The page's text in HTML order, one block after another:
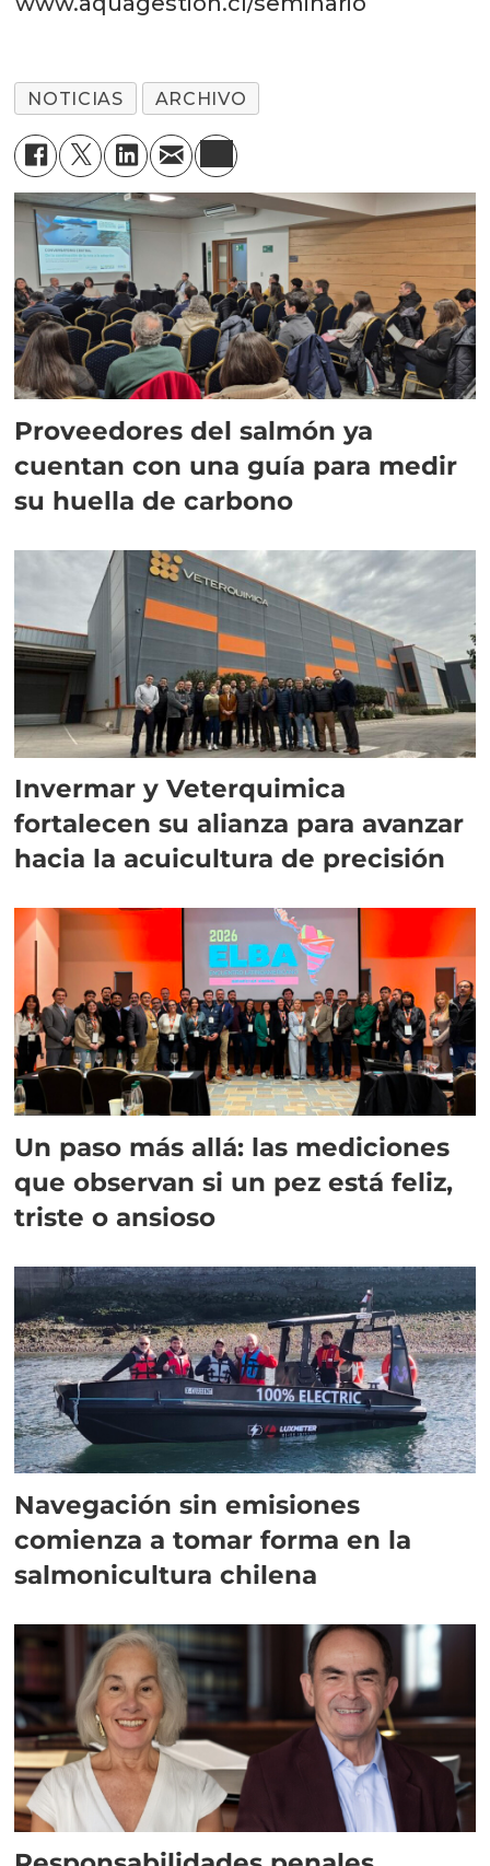
NOTICIAS ARCHIVO
Proveedores del salmón ya
cuentan con una guía para medir
su huella de carbono
Invermar y Veterquimica
fortalecen su alianza para avanzar
hacia la acuicultura de precisión
Un paso más allá: las mediciones
que observan si un pez está feliz,
triste o ansioso
Navegación sin emisiones
comienza a tomar forma en la
salmonicultura chilena